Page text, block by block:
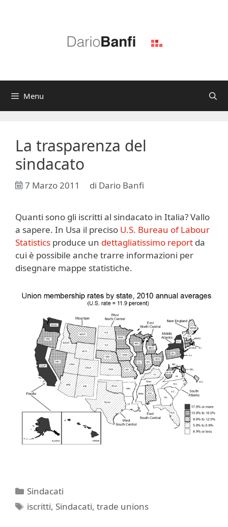
Menu
La trasparenza del
sindacato
7 Marzo 2011 di Dario Banfi
Quanti sono gli iscritti al sindacato in Italia? Vallo
a sapere. In Usa il preciso U.S. Bureau of Labour
Statistics produce un dettagliatissimo report da
cui è possibile anche trarre informazioni per
disegnare mappe statistiche.
Categorie
Sindacati
Tag
iscritti, Sindacati,trade unions